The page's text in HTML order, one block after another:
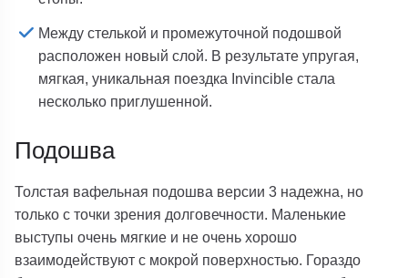
Между стелькой и промежуточной подошвой
расположен новый слой. В результате упругая,
мягкая, уникальная поездка Invincible стала
несколько приглушенной.
Подошва
Толстая вафельная подошва версии 3 надежна, но
только с точки зрения долговечности. Маленькие
выступы очень мягкие и не очень хорошо
взаимодействуют с мокрой поверхностью. Гораздо